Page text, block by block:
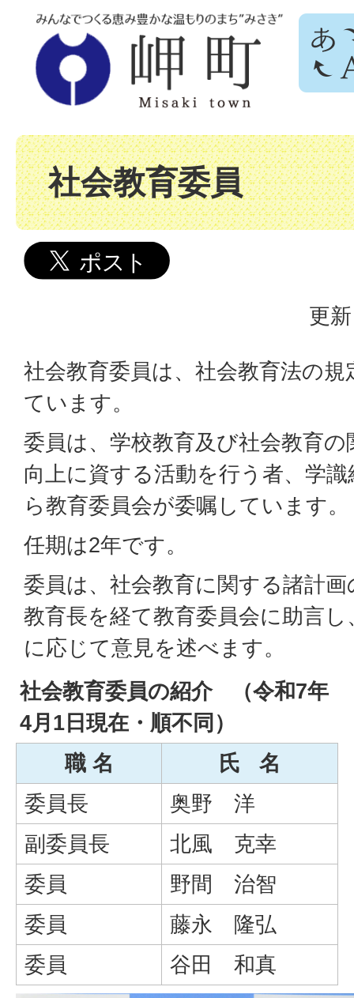
社会教育委員
更
社会教育委員は、社会教育法の
ています。
委員は、学校教育及び社会教育
向上に資する活動を行う者、学
ら教育委員会が委嘱しています。
任期は2年です。
委員は、社会教育に関する諸計
教育長を経て教育委員会に助言
に応じて意見を述べます。
社会教育委員の紹介 （令和7年
4月1日現在・順不同）
職 名
氏 名
委員長
奥野 洋
副委員長
北風 克幸
委員
野間 治智
委員
藤永 隆弘
委員
谷田 和真